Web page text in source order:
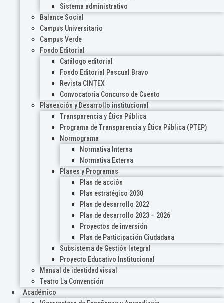
Sistema administrativo
Balance Social
Campus Universitario
Campus Verde
Fondo Editorial
Catálogo editorial
Fondo Editorial Pascual Bravo
Revista CINTEX
Convocatoria Concurso de Cuento
Planeación y Desarrollo institucional
Transparencia y Ética Pública
Programa de Transparencia y Ética Pública (PTEP)
Normograma
Normativa Interna
Normativa Externa
Planes y Programas
Plan de acción
Plan estratégico 2030
Plan de desarrollo 2022
Plan de desarrollo 2023 – 2026
Proyectos de inversión
Plan de Participación Ciudadana
Subsistema de Gestión Integral
Proyecto Educativo Institucional
Manual de identidad visual
Teatro La Convención
Académico